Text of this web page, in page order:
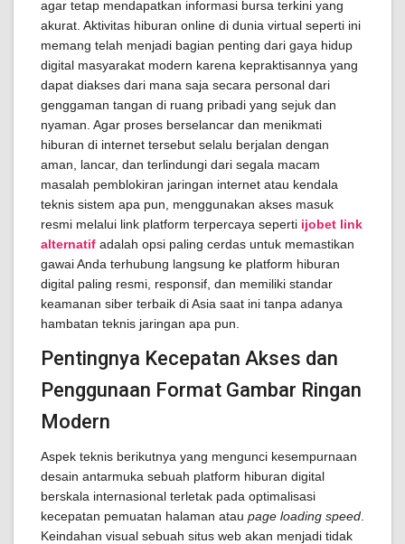
agar tetap mendapatkan informasi bursa terkini yang
akurat. Aktivitas hiburan online di dunia virtual seperti ini
memang telah menjadi bagian penting dari gaya hidup
digital masyarakat modern karena kepraktisannya yang
dapat diakses dari mana saja secara personal dari
genggaman tangan di ruang pribadi yang sejuk dan
nyaman. Agar proses berselancar dan menikmati
hiburan di internet tersebut selalu berjalan dengan
aman, lancar, dan terlindungi dari segala macam
masalah pemblokiran jaringan internet atau kendala
teknis sistem apa pun, menggunakan akses masuk
resmi melalui link platform terpercaya seperti ijobet link
alternatif adalah opsi paling cerdas untuk memastikan
gawai Anda terhubung langsung ke platform hiburan
digital paling resmi, responsif, dan memiliki standar
keamanan siber terbaik di Asia saat ini tanpa adanya
hambatan teknis jaringan apa pun.
Pentingnya Kecepatan Akses dan
Penggunaan Format Gambar Ringan
Modern
Aspek teknis berikutnya yang mengunci kesempurnaan
desain antarmuka sebuah platform hiburan digital
berskala internasional terletak pada optimalisasi
kecepatan pemuatan halaman atau page loading speed
Keindahan visual sebuah situs web akan menjadi tidak